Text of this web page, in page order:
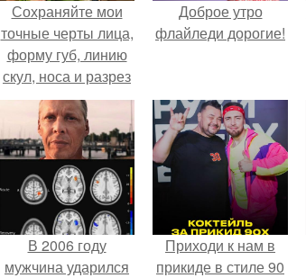
Сохраняйте мои
точные черты лица,
форму губ, линию
скул, носа и разрез
глаз.
Доброе утро
флайледи дорогие!
В 2006 году
мужчина ударился
Приходи к нам в
прикиде в стиле 90